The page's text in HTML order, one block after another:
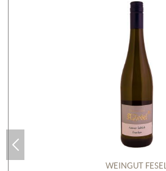
WEINGUT FESEL